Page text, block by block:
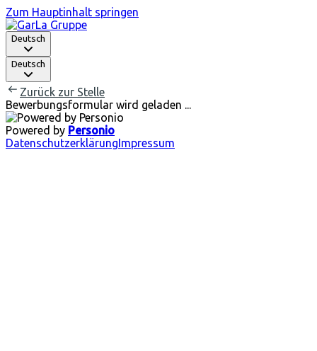
Zum Hauptinhalt springen
Deutsch
Deutsch
Zurück zur Stelle
Bewerbungsformular wird geladen ...
Powered by Personio
DatenschutzerklärungImpressum